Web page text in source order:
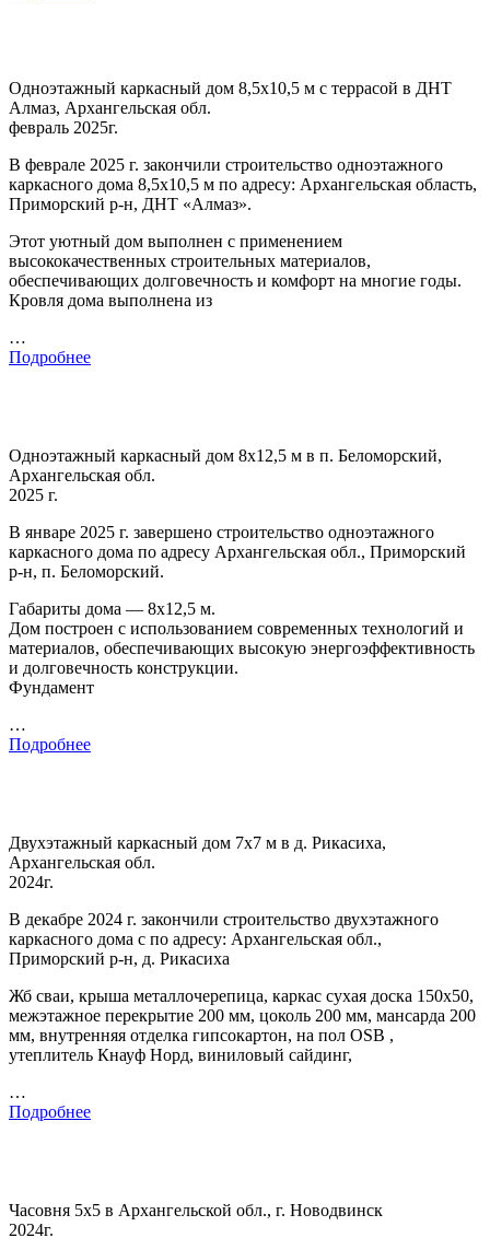
Одноэтажный каркасный дом 8,5х10,5 м с террасой в ДНТ
Алмаз, Архангельская обл.
февраль 2025г.
В феврале 2025 г. закончили строительство одноэтажного
каркасного дома 8,5х10,5 м по адресу: Архангельская область,
Приморский р-н, ДНТ «Алмаз».
Этот уютный дом выполнен с применением
высококачественных строительных материалов,
обеспечивающих долговечность и комфорт на многие годы.
Кровля дома выполнена из
…
Подробнее
Одноэтажный каркасный дом 8х12,5 м в п. Беломорский,
Архангельская обл.
2025 г.
В январе 2025 г. завершено строительство одноэтажного
каркасного дома по адресу Архангельская обл., Приморский
р-н, п. Беломорский.
Габариты дома — 8х12,5 м.
Дом построен с использованием современных технологий и
материалов, обеспечивающих высокую энергоэффективность
и долговечность конструкции.
Фундамент
…
Подробнее
Двухэтажный каркасный дом 7х7 м в д. Рикасиха,
Архангельская обл.
2024г.
В декабре 2024 г. закончили строительство двухэтажного
каркасного дома с по адресу: Архангельская обл.,
Приморский р-н, д. Рикасиха
Жб сваи, крыша металлочерепица, каркас сухая доска 150х50,
межэтажное перекрытие 200 мм, цоколь 200 мм, мансарда 200
мм, внутренняя отделка гипсокартон, на пол OSB ,
утеплитель Кнауф Норд, виниловый сайдинг,
…
Подробнее
Часовня 5х5 в Архангельской обл., г. Новодвинск
2024г.